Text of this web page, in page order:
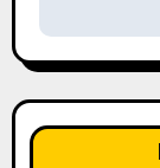
i
ó